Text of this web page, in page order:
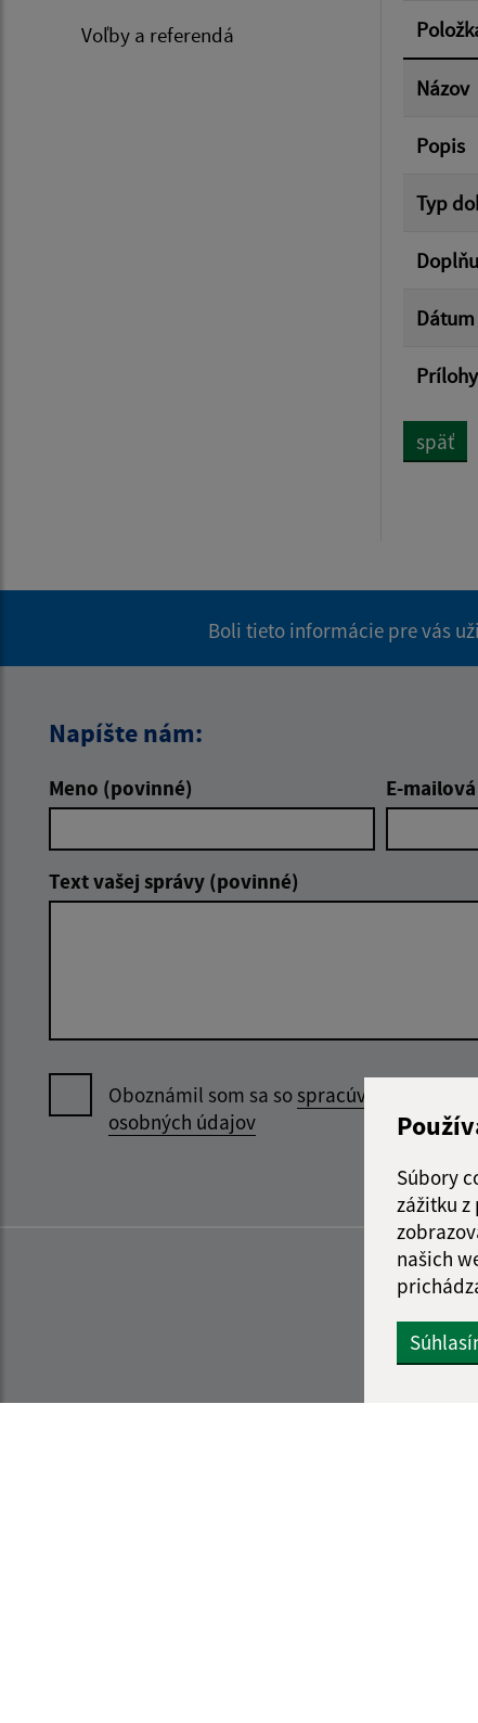
Súbory
zážitku
našich
Voľby a referendá
Názov
Popis
Typ
Prílohy
späť
Boli tieto informácie pre vás
Napíšte nám:
Meno (povinné) E-
Text vašej správy (povinné)
Oboznámil som sa sospracúvaním
osobných údajov